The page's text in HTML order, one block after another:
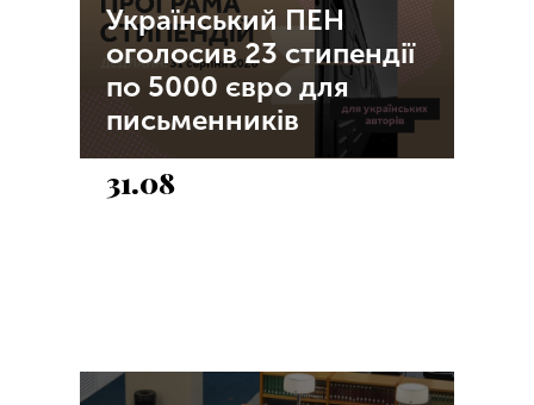
Український ПЕН
оголосив 23 стипендії
по 5000 євро для
письменників
31.08